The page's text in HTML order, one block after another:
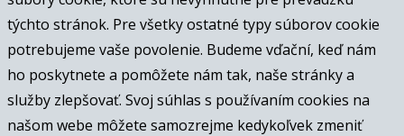
týchto stránok. Pre všetky ostatné typy súborov cookie
potrebujeme vaše povolenie. Budeme vďační, keď nám
ho poskytnete a pomôžete nám tak, naše stránky a
služby zlepšovať. Svoj súhlas s používaním cookies na
našom webe môžete samozrejme kedykoľvek zmeniť